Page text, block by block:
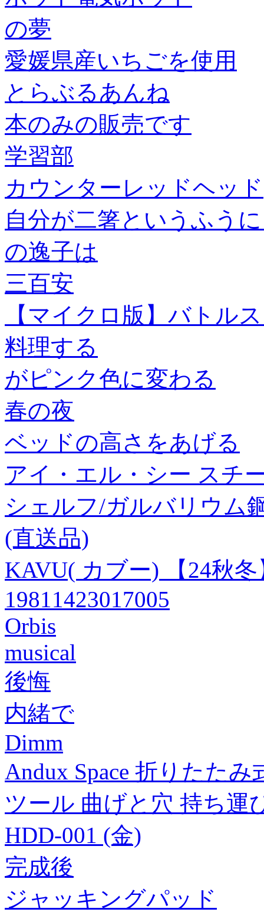
の夢
愛媛県産いちごを使用
とらぶるあんね
本のみの販売です
学習部
カウンターレッドヘッド
自分が二箸というふう
の逸子は
三百安
【マイクロ版】バトル
料理する
がピンク色に変わる
春の夜
ベッドの高さをあげる
アイ・エル・シー スチ
シェルフ/ガルバリウム
(直送品)
KAVU( カブー) 【24秋
19811423017005
Orbis
musical
後悔
内緒で
Dimm
Andux Space 折りたた
ツール 曲げと穴 持ち運
HDD-001 (金)
完成後
ジャッキングパッド